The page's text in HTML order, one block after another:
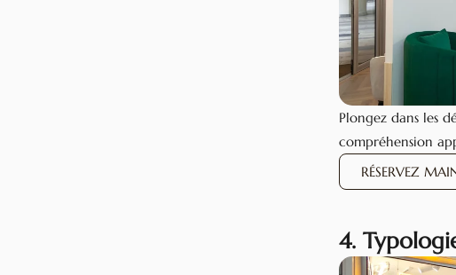
Plongez dans les
compréhension
RÉSERVEZ
4.